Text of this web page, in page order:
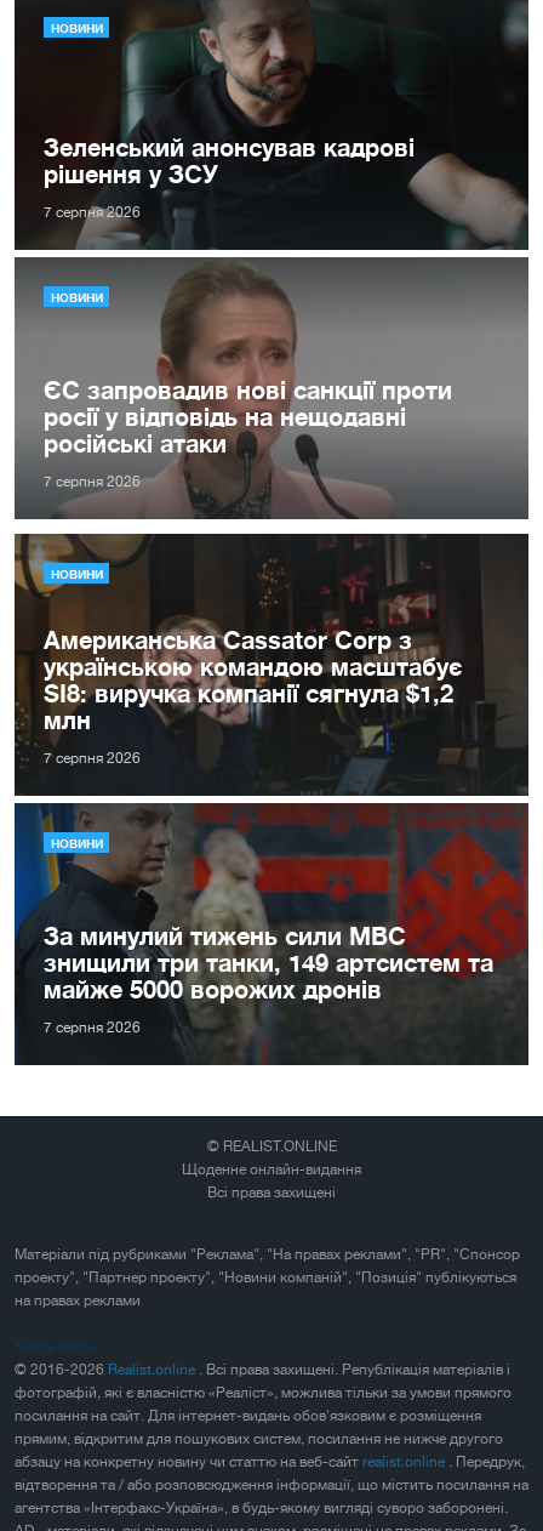
НОВИНИ
Зеленський анонсував кадрові
рішення у ЗСУ
7 серпня 2026
НОВИНИ
ЄС запровадив нові санкції проти
росії у відповідь на нещодавні
російські атаки
7 серпня 2026
НОВИНИ
Американська Cassator Corp з
українською командою масштабує
SI8: виручка компанії сягнула $1,2
млн
7 серпня 2026
НОВИНИ
За минулий тижень сили МВС
знищили три танки, 149 артсистем та
майже 5000 ворожих дронів
7 серпня 2026
© REALIST.ONLINE
Щоденне онлайн-видання
Всі права захищені
Матеріали під рубриками "Реклама", "На правах реклами", "PR", "Спонсор
проекту", "Партнер проекту", "Новини компаній", "Позиція" публікуються
на правах реклами
Карта сайта
© 2016-2026 Realist.online . Всі права захищені. Републікація матеріалів і
фотографій, які є власністю «Реаліст», можлива тільки за умови прямого
посилання на сайт. Для інтернет-видань обов'язковим є розміщення
прямим, відкритим для пошукових систем, посилання не нижче другого
абзацу на конкретну новину чи статтю на веб-сайт realist.online . Передрук,
відтворення та / або розповсюдження інформації, що містить посилання на
агентства «Інтерфакс-Україна», в будь-якому вигляді суворо заборонені.